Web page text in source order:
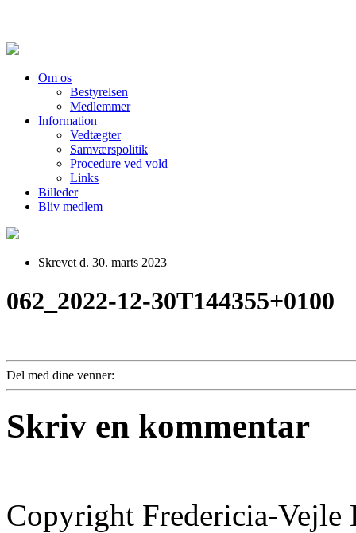
Om os
Bestyrelsen
Medlemmer
Information
Vedtægter
Samværspolitik
Procedure ved vold
Links
Billeder
Bliv medlem
Skrevet d. 30. marts 2023
062_2022-12-30T144355+0100
Del med dine venner:
Skriv en kommentar
Copyright Fredericia-Vejle